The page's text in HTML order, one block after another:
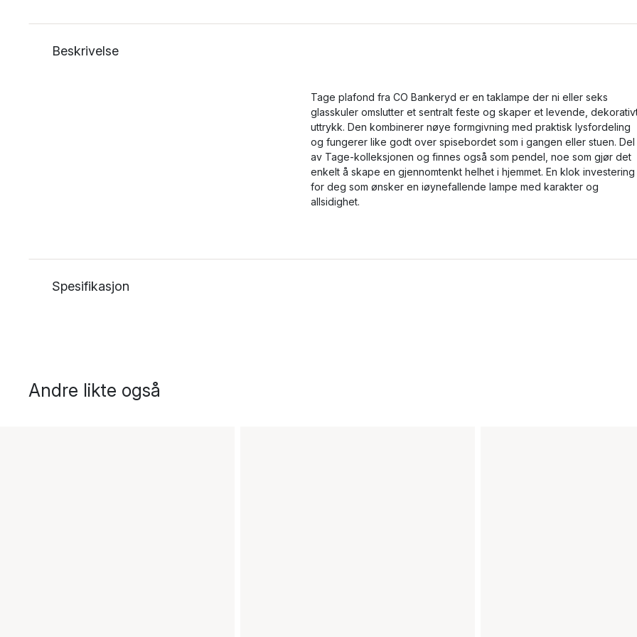
Beskrivelse
Tage plafond fra CO Bankeryd er en taklampe der ni eller seks
glasskuler omslutter et sentralt feste og skaper et levende,
uttrykk. Den kombinerer nøye formgivning med praktisk lysfordeling
og fungerer like godt over spisebordet som i gangen eller stuen. Del
av Tage-kolleksjonen og finnes også som pendel, noe som gjør det
enkelt å skape en gjennomtenkt helhet i hjemmet. En klok investering
for deg som ønsker en iøynefallende lampe med karakter og
allsidighet.
Spesifikasjon
Andre likte også